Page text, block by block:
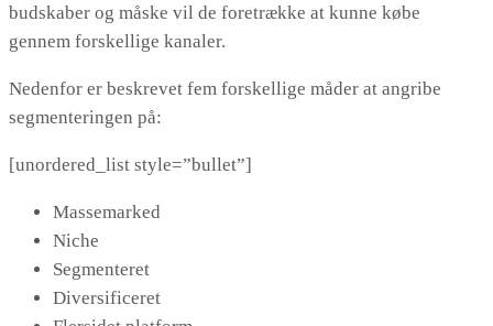
budskaber og måske vil de foretrække at kunne købe
gennem forskellige kanaler.
Nedenfor er beskrevet fem forskellige måder at angribe
segmenteringen på:
[unordered_list style=”bullet”]
Massemarked
Niche
Segmenteret
Diversificeret